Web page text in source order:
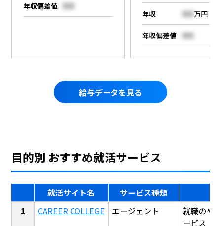
年収偏差値 000
年収 000万円
年収偏差値 000
給与データを見る
目的別 おすすめ就活サービス
就活サイト名
サービス種類
CAREER COLLEGE
エージェント
就職のや
ービス